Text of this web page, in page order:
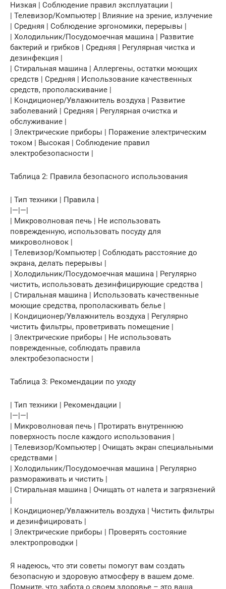
Низкая | Соблюдение правил эксплуатации |
| Телевизор/Компьютер | Влияние на зрение, излучение
| Средняя | Соблюдение эргономики, перерывы |
| Холодильник/Посудомоечная машина | Развитие
бактерий и грибков | Средняя | Регулярная чистка и
дезинфекция |
| Стиральная машина | Аллергены, остатки моющих
средств | Средняя | Использование качественных
средств, прополаскивание |
| Кондиционер/Увлажнитель воздуха | Развитие
заболеваний | Средняя | Регулярная очистка и
обслуживание |
| Электрические приборы | Поражение электрическим
током | Высокая | Соблюдение правил
электробезопасности |
Таблица 2: Правила безопасного использования
| Тип техники | Правила |
|—|—|
| Микроволновая печь | Не использовать
поврежденную, использовать посуду для
микроволновок |
| Телевизор/Компьютер | Соблюдать расстояние до
экрана, делать перерывы |
| Холодильник/Посудомоечная машина | Регулярно
чистить, использовать дезинфицирующие средства |
| Стиральная машина | Использовать качественные
моющие средства, прополаскивать белье |
| Кондиционер/Увлажнитель воздуха | Регулярно
чистить фильтры, проветривать помещение |
| Электрические приборы | Не использовать
поврежденные, соблюдать правила
электробезопасности |
Таблица 3: Рекомендации по уходу
| Тип техники | Рекомендации |
|—|—|
| Микроволновая печь | Протирать внутреннюю
поверхность после каждого использования |
| Телевизор/Компьютер | Очищать экран специальными
средствами |
| Холодильник/Посудомоечная машина | Регулярно
размораживать и чистить |
| Стиральная машина | Очищать от налета и загрязнений
| Кондиционер/Увлажнитель воздуха | Чистить фильтры
и дезинфицировать |
| Электрические приборы | Проверять состояние
электропроводки |
Я надеюсь, что эти советы помогут вам создать
безопасную и здоровую атмосферу в вашем доме.
Помните, что забота о своем здоровье – это ваша